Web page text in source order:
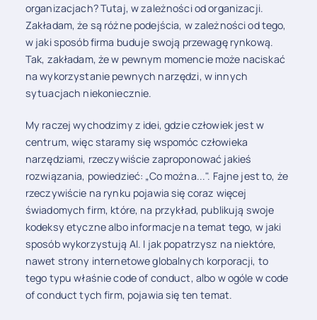
organizacjach? Tutaj, w zależności od organizacji.
Zakładam, że są różne podejścia, w zależności od tego,
w jaki sposób firma buduje swoją przewagę rynkową.
Tak, zakładam, że w pewnym momencie może naciskać
na wykorzystanie pewnych narzędzi, w innych
sytuacjach niekoniecznie.
My raczej wychodzimy z idei, gdzie człowiek jest w
centrum, więc staramy się wspomóc człowieka
narzędziami, rzeczywiście zaproponować jakieś
rozwiązania, powiedzieć: „Co można...". Fajne jest to, że
rzeczywiście na rynku pojawia się coraz więcej
świadomych firm, które, na przykład, publikują swoje
kodeksy etyczne albo informacje na temat tego, w jaki
sposób wykorzystują AI. I jak popatrzysz na niektóre,
nawet strony internetowe globalnych korporacji, to
tego typu właśnie code of conduct, albo w ogóle w code
of conduct tych firm, pojawia się ten temat.